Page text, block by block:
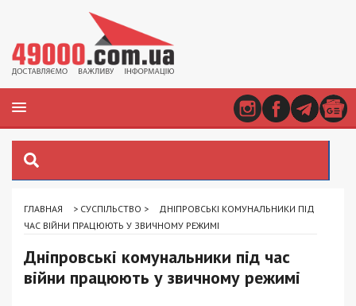
ГЛАВНАЯ > СУСПІЛЬСТВО >
ДНІПРОВСЬКІ КОМУНАЛЬНИКИ ПІД
ЧАС ВІЙНИ ПРАЦЮЮТЬ У ЗВИЧНОМУ РЕЖИМІ
Дніпровські комунальники під час
війни працюють у звичному режимі